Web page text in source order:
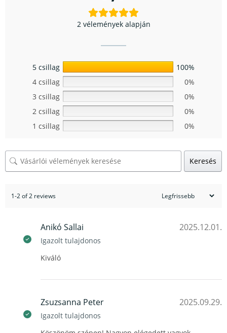
2 vélemények alapján
5 csillag
100%
4 csillag
0%
3 csillag
0%
2 csillag
0%
1 csillag
0%
Keresés
1-2 of 2 reviews
Anikó Sallai
Igazolt tulajdonos
2025.12.01.
Kiváló
Zsuzsanna Peter
Igazolt tulajdonos
2025.09.29.